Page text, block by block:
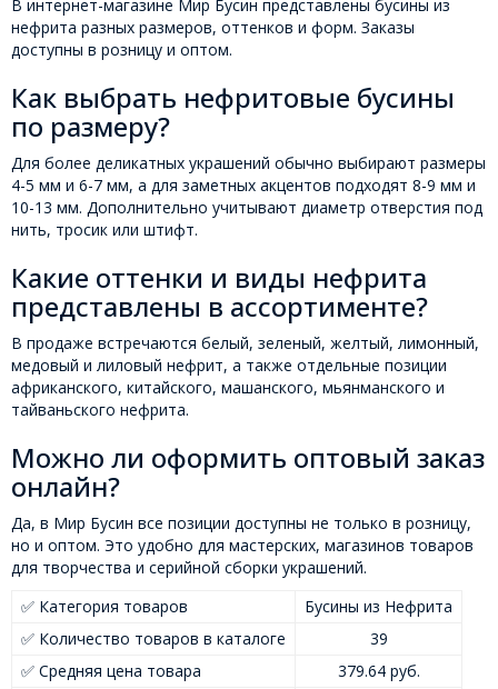
В интернет-магазине Мир Бусин представлены бусины из
нефрита разных размеров, оттенков и форм. Заказы
доступны в розницу и оптом.
Как выбрать нефритовые бусины
по размеру?
Для более деликатных украшений обычно выбирают размеры
4-5 мм и 6-7 мм, а для заметных акцентов подходят 8-9 мм и
10-13 мм. Дополнительно учитывают диаметр отверстия под
нить, тросик или штифт.
Какие оттенки и виды нефрита
представлены в ассортименте?
В продаже встречаются белый, зеленый, желтый, лимонный,
медовый и лиловый нефрит, а также отдельные позиции
африканского, китайского, машанского, мьянманского и
тайваньского нефрита.
Можно ли оформить оптовый заказ
онлайн?
Да, в Мир Бусин все позиции доступны не только в розницу,
но и оптом. Это удобно для мастерских, магазинов товаров
для творчества и серийной сборки украшений.
✅ Категория товаров
Бусины из Нефрита
✅ Количество товаров в каталоге
39
✅ Средняя цена товара
379.64 руб.